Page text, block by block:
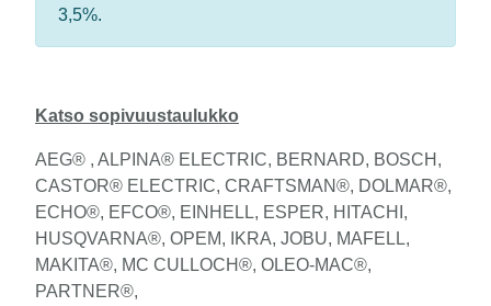
3,5%.
Katso sopivuustaulukko
AEG® , ALPINA® ELECTRIC, BERNARD, BOSCH,
CASTOR® ELECTRIC, CRAFTSMAN®, DOLMAR®,
ECHO®, EFCO®, EINHELL, ESPER, HITACHI,
HUSQVARNA®, OPEM, IKRA, JOBU, MAFELL,
MAKITA®, MC CULLOCH®, OLEO-MAC®,
PARTNER®,